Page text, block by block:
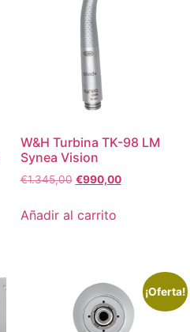
W&H Turbina TK-98 LM
Synea Vision
€1.345,00 €990,00
Añadir al carrito
¡Oferta!